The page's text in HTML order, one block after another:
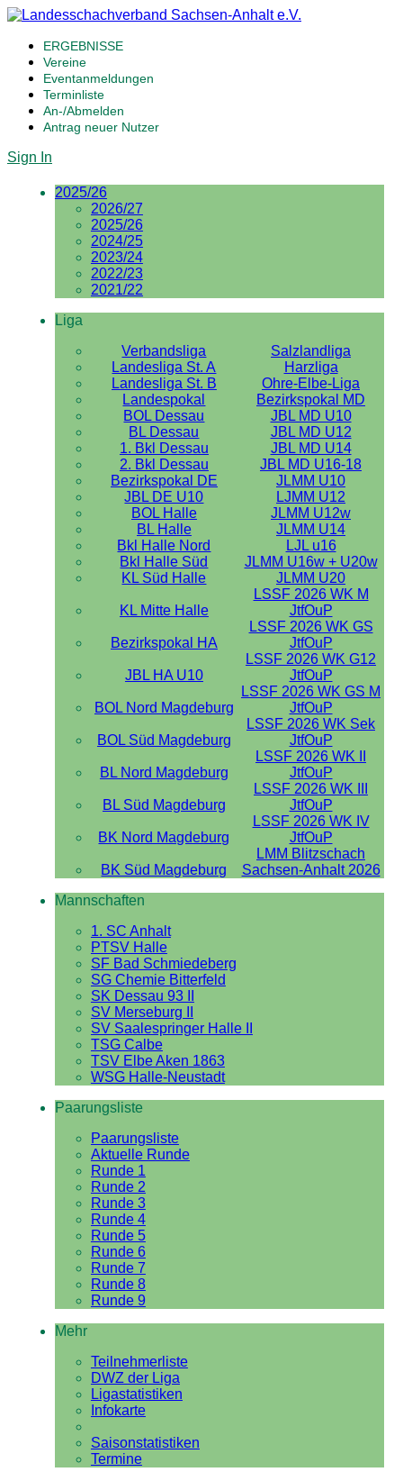
ERGEBNISSE
Vereine
Eventanmeldungen
Terminliste
An-/Abmelden
Antrag neuer Nutzer
Sign In
2025/26
2026/27
2025/26
2024/25
2023/24
2022/23
2021/22
Liga
Verbandsliga
Salzlandliga
Landesliga St. A
Harzliga
Landesliga St. B
Ohre-Elbe-Liga
Landespokal
Bezirkspokal MD
BOL Dessau
JBL MD U10
BL Dessau
JBL MD U12
1. Bkl Dessau
JBL MD U14
2. Bkl Dessau
JBL MD U16-18
Bezirkspokal DE
JLMM U10
JBL DE U10
LJMM U12
BOL Halle
JLMM U12w
BL Halle
JLMM U14
Bkl Halle Nord
LJL u16
Bkl Halle Süd
JLMM U16w + U20w
KL Süd Halle
JLMM U20
KL Mitte Halle
LSSF 2026 WK M
JtfOuP
Bezirkspokal HA
LSSF 2026 WK GS
JtfOuP
JBL HA U10
LSSF 2026 WK G12
JtfOuP
BOL Nord Magdeburg
LSSF 2026 WK GS M
JtfOuP
BOL Süd Magdeburg
LSSF 2026 WK Sek
JtfOuP
BL Nord Magdeburg
LSSF 2026 WK II
JtfOuP
BL Süd Magdeburg
LSSF 2026 WK III
JtfOuP
BK Nord Magdeburg
LSSF 2026 WK IV
JtfOuP
BK Süd Magdeburg
LMM Blitzschach
Sachsen-Anhalt 2026
Mannschaften
1. SC Anhalt
PTSV Halle
SF Bad Schmiedeberg
SG Chemie Bitterfeld
SK Dessau 93 II
SV Merseburg II
SV Saalespringer Halle II
TSG Calbe
TSV Elbe Aken 1863
WSG Halle-Neustadt
Paarungsliste
Paarungsliste
Aktuelle Runde
Runde 1
Runde 2
Runde 3
Runde 4
Runde 5
Runde 6
Runde 7
Runde 8
Runde 9
Mehr
Teilnehmerliste
DWZ der Liga
Ligastatistiken
Infokarte
Saisonstatistiken
Termine